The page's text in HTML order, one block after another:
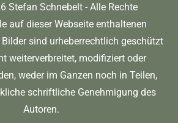
Stefan Schnebelt - Alle Rechte
auf dieser Webseite enthaltenen
sind urheberrechtlich geschützt
weiterverbreitet, modifiziert oder
weder im Ganzen noch in Teilen,
schriftliche Genehmigung des
Autoren.